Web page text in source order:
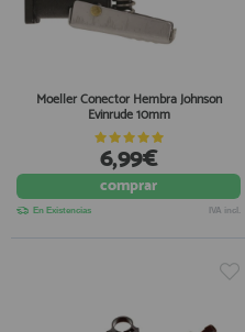
Moeller Conector Hembra Johnson
Evinrude 10mm
6,99€
comprar
En Existencias IVA incl.